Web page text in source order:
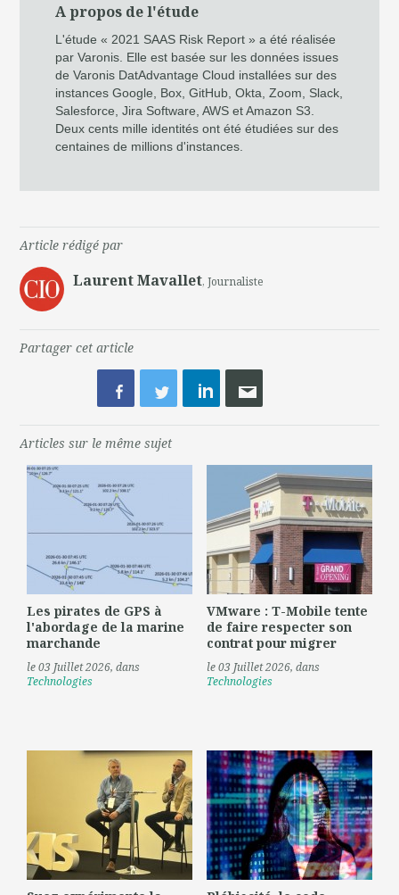
A propos de l'étude
L'étude « 2021 SAAS Risk Report » a été réalisée
par Varonis. Elle est basée sur les données issues
de Varonis DatAdvantage Cloud installées sur des
instances Google, Box, GitHub, Okta, Zoom, Slack,
Salesforce, Jira Software, AWS et Amazon S3.
Deux cents mille identités ont été étudiées sur des
centaines de millions d'instances.
Article rédigé par
Laurent Mavallet, Journaliste
Partager cet article
Articles sur le même sujet
Les pirates de GPS à
l'abordage de la marine
marchande
le 03 Juillet 2026, dans
Technologies
VMware : T-Mobile tente
de faire respecter son
contrat pour migrer
le 03 Juillet 2026, dans
Technologies